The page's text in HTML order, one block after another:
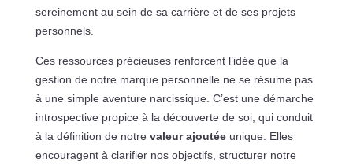
sereinement au sein de sa carrière et de ses projets
personnels.
Ces ressources précieuses renforcent l’idée que la
gestion de notre marque personnelle ne se résume pas
à une simple aventure narcissique. C’est une démarche
introspective propice à la découverte de soi, qui conduit
à la définition de notre valeur ajoutéeunique. Elles
encouragent à clarifier nos objectifs, structurer notre